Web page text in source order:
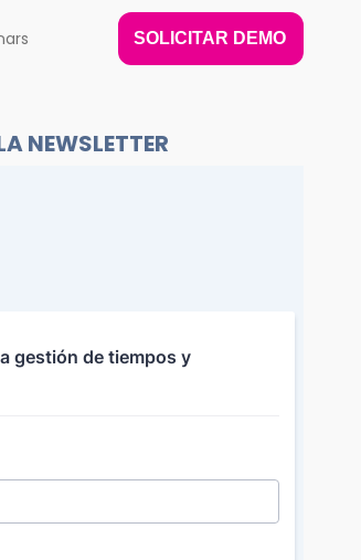
SOLICITAR DEMO
NEWSLETTER